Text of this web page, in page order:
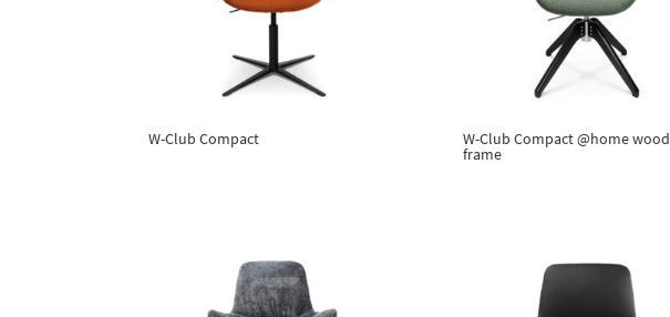
W-Club Compact W-Club Compact @home wood
frame